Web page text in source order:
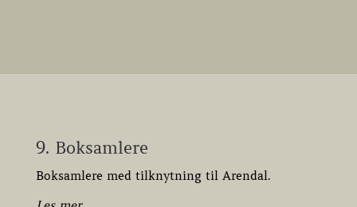
9. Boksamlere
Boksamlere med tilknytning til Arendal.